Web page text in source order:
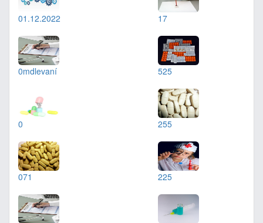
01.12.2022
0mdlevaní
0
071
17
525
255
225